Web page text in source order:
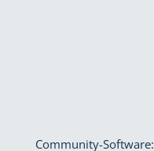
Community-Software: